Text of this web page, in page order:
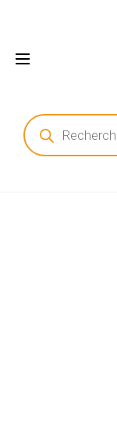
Recherche
de
produits